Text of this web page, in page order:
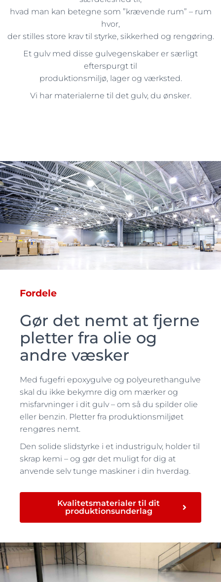
hvad man kan betegne som ”krævende rum” – rum
hvor,
der stilles store krav til styrke, sikkerhed og rengøring.
Et gulv med disse gulvegenskaber er særligt
efterspurgt til
produktionsmiljø, lager og værksted.
Vi har materialerne til det gulv, du ønsker.
Fordele
Gør det nemt at fjerne
pletter fra olie og
andre væsker
Med fugefri epoxygulve og polyeurethangulve
skal du ikke bekymre dig om mærker og
misfarvninger i dit gulv – om så du spilder olie
eller benzin. Pletter fra produktionsmiljøet
rengøres nemt.
Den solide slidstyrke i et industrigulv, holder til
skrap kemi – og gør det muligt for dig at
anvende selv tunge maskiner i din hverdag.
Kvalitetsmaterialer til dit
produktionsunderlag